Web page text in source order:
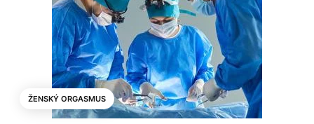
ŽENSKÝ ORGASMUS